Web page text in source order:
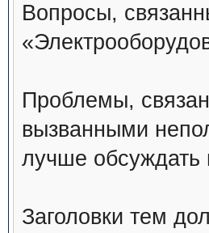
Вопросы,
Проблемы,
вызванными
лучше обсуждать
Заголовки тем